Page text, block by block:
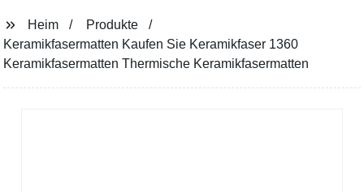
Heim
Produkte
Keramikfasermatten Kaufen Sie Keramikfaser 1360
Keramikfasermatten Thermische Keramikfasermatten